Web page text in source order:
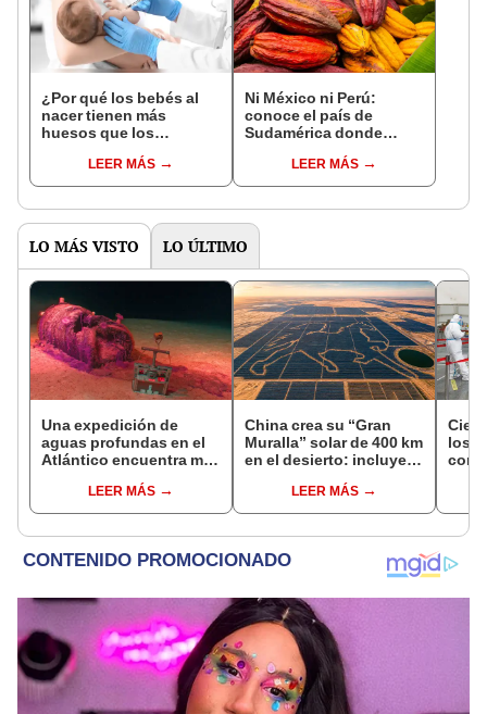
¿Por qué los bebés al
nacer tienen más
huesos que los
LEER MÁS
Ni México ni Perú:
conoce el país de
Sudamérica donde
estudioLEER MÁS
LO MÁS VISTO LO ÚLTIMO
Una expedición de
aguas profundas en el
Atlántico encuentra más
residuos radiactivos
con fugas
LEER MÁS
China crea su “Gran
Muralla” solar de 400 km
en el desierto: incluye
de caballo visible desde
el espacio
LEER MÁS
los